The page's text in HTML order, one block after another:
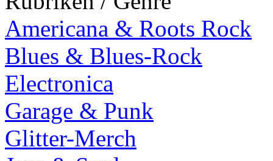
Americana & Roots Rock
Blues & Blues-Rock
Electronica
Garage & Punk
Glitter-Merch